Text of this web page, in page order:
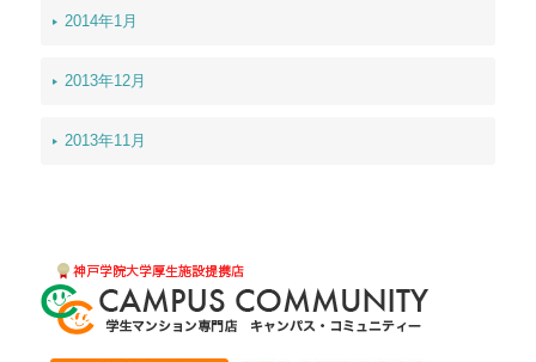
2014年1月
2013年12月
2013年11月